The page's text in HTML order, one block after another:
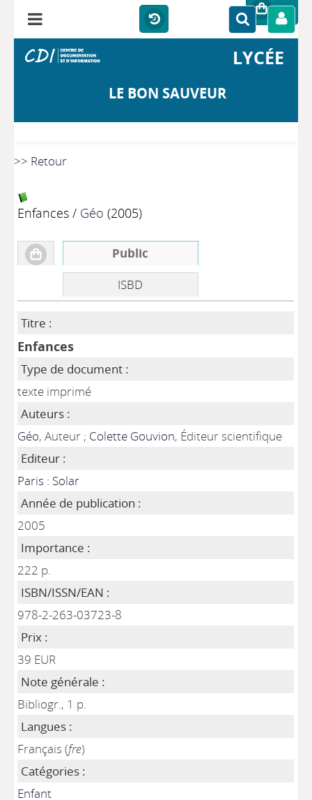
LYCÉE
LE BON SAUVEUR
>> Retour
Enfances / Géo (2005)
Public
ISBD
Titre :
Enfances
Type de document :
texte imprimé
Auteurs :
Géo, Auteur ; Colette Gouvion, Éditeur scientifique
Editeur :
Paris : Solar
Année de publication :
2005
Importance :
222 p.
ISBN/ISSN/EAN :
978-2-263-03723-8
Prix :
39 EUR
Note générale :
Bibliogr., 1 p.
Langues :
Français (fre)
Catégories :
Enfant